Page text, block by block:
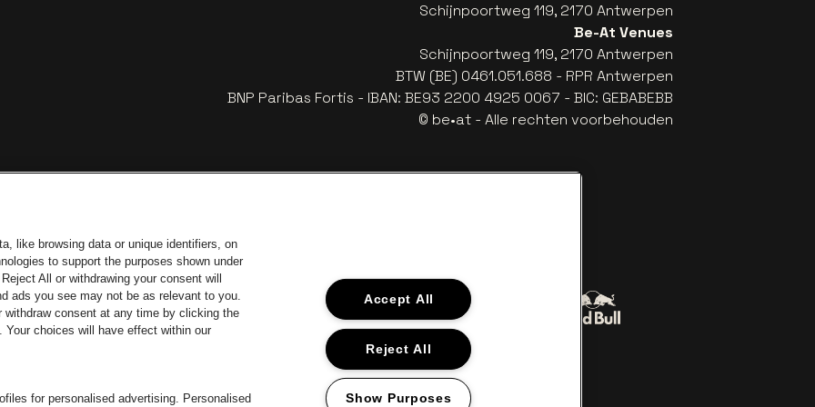
Schijnpoortweg 119, 2170 Antwerpen
Be-At Venues
Schijnpoortweg 119, 2170 Antwerpen
BTW (BE) 0461.051.688 - RPR Antwerpen
BNP Paribas Fortis - IBAN: BE93 2200 4925 0067 - BIC: GEBABEBB
© be•at - Alle rechten voorbehouden
Stad Antwerp
Ga naar de website van Europcar
Ga naar de website van JupilerGa naar de website van Coca-Cola
van Het logo van Aperol
Ga naar de website van Champagne Pommery
Ga naar de website van Het logo van Jameson in offwhite
Ga naar de website van Het logo van Lillet in off-white
like browsing data or unique identifiers, on
to support the purposes shown under
All or withdrawing your consent will
ads you see may not be as relevant to you.
consent at any time by clicking the
choices will have effect within our
for personalised advertising. Personalised
Accept All
Reject All
Show Purposes